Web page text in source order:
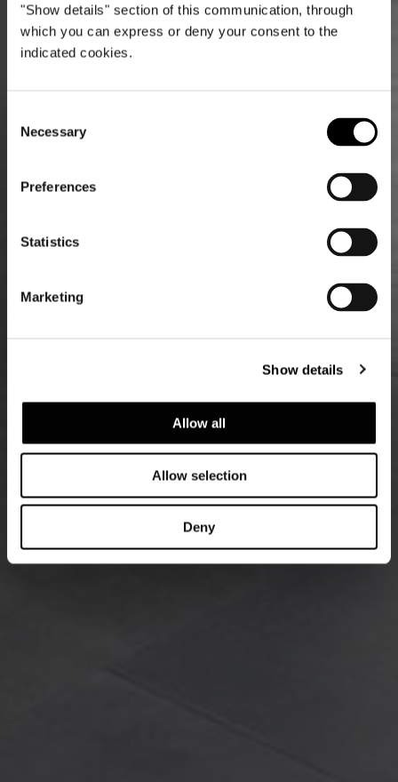
"Show details" section of this communication, through
which you can express or deny your consent to the
indicated cookies.
Selection
Necessary
Preferences
Statistics
Marketing
Show details
Allow all
Allow selection
Deny